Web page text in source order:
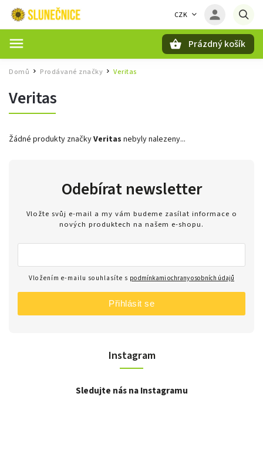
CZK
Prázdný košík
Domů / Prodávané značky / Veritas
Veritas
Žádné produkty značkyVeritas nebyly nalezeny...
Instagram
Sledujte nás na Instagramu
Odebírat newsletter
Vložte svůj e-mail a my vám budeme zasílat informace o
nových produktech na našem e-shopu.
Vložením e-mailu souhlasíte s podmínkami ochrany osobních údajů
Přihlásit se